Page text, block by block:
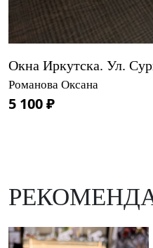
Окна Иркутска. Ул.
Романова Оксана
5 100 ₽